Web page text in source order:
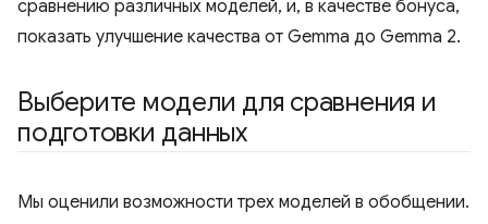
сравнению различных моделей, и, в качестве бонуса,
показать улучшение качества от Gemma до Gemma 2.
Выберите модели для сравнения и
подготовки данных
Мы оценили возможности трех моделей в обобщении.